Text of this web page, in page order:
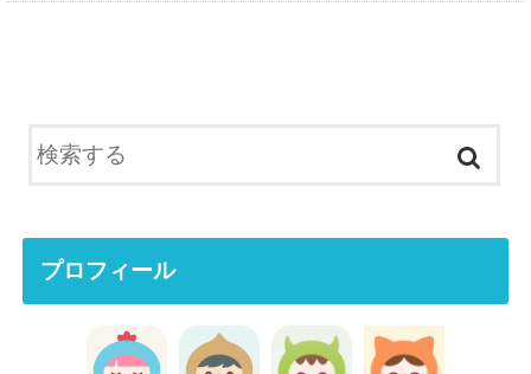
プロフィール